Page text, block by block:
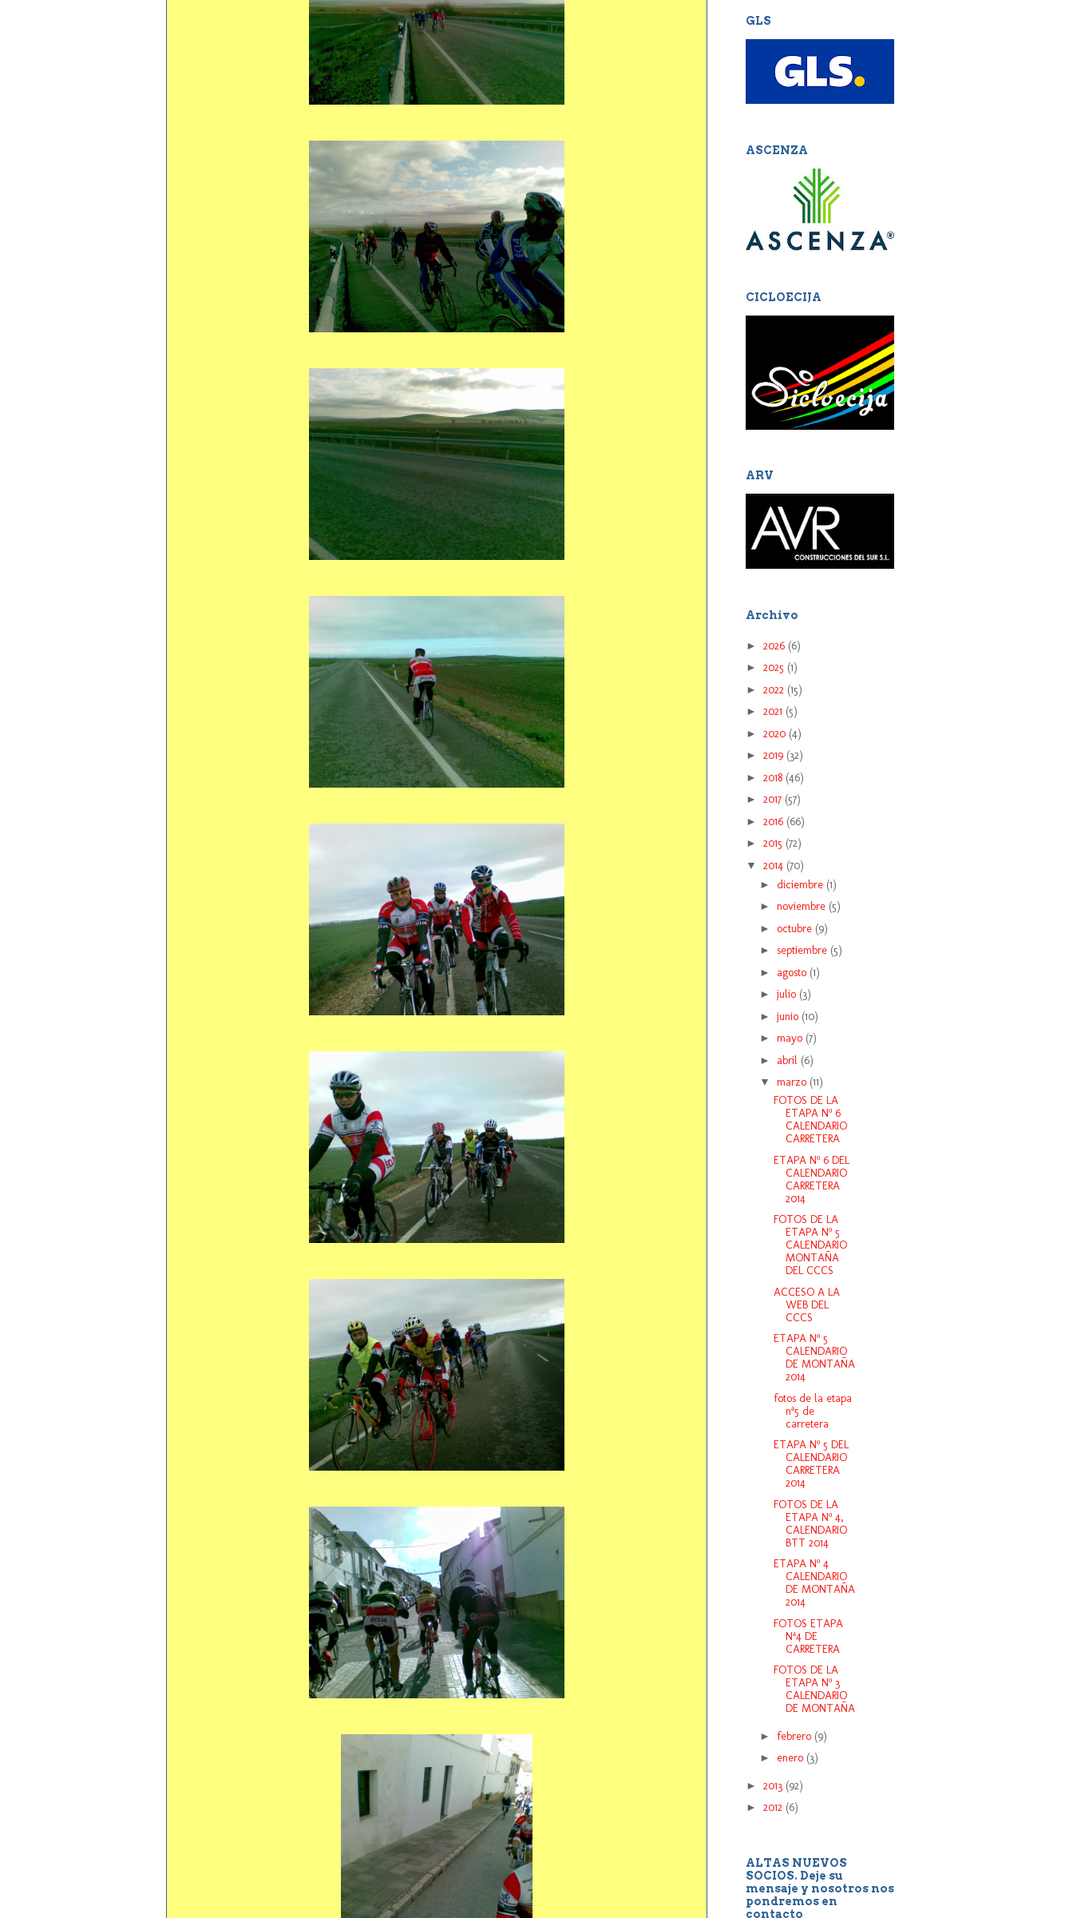
GLS
ASCENZA
CICLOECIJA
ARV
Archivo
► 2026 (6)
► 2025 (1)
► 2022 (15)
► 2021 (5)
► 2020 (4)
► 2019 (32)
► 2018 (46)
► 2017 (57)
► 2016 (66)
► 2015 (72)
▼ 2014 (70)
► diciembre (1)
► noviembre (5)
► octubre (9)
► septiembre (5)
► agosto (1)
► julio (3)
► junio (10)
► mayo (7)
► abril (6)
▼ marzo (11)
FOTOS DE LA
ETAPA Nº 6
CALENDARIO
CARRETERA
ETAPA Nº 6 DEL
CALENDARIO
CARRETERA
2014
FOTOS DE LA
ETAPA Nº 5
CALENDARIO
MONTAÑA
DEL CCCS
ACCESO A LA
WEB DEL
CCCS
ETAPA Nº 5
CALENDARIO
DE MONTAÑA
2014
fotos de la etapa
nª5 de
carretera
ETAPA Nº 5 DEL
CALENDARIO
CARRETERA
2014
FOTOS DE LA
ETAPA Nº 4,
CALENDARIO
BTT 2014
ETAPA Nº 4
CALENDARIO
DE MONTAÑA
2014
FOTOS ETAPA
Nª4 DE
CARRETERA
FOTOS DE LA
ETAPA Nº 3
CALENDARIO
DE MONTAÑA
► febrero (9)
► enero (3)
► 2013 (92)
► 2012 (6)
ALTAS NUEVOS
SOCIOS. Deje su
mensaje y nosotros nos
pondremos en
contacto